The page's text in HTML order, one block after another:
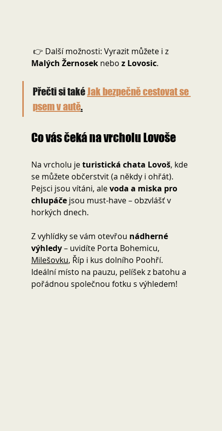
👉 Další možnosti: Vyrazit můžete i z
Malých Žernosek nebo z Lovosic.
Přečti si také Jak bezpečně cestovat se
psem v autě.
Co vás čeká na vrcholu Lovoše
Na vrcholu je turistická chata Lovoš, kde
se můžete občerstvit (a někdy i ohřát).
Pejsci jsou vítáni, ale voda a miska pro
chlupáče jsou must-have – obzvlášť v
horkých dnech.
Z vyhlídky se vám otevřou nádherné
výhledy – uvidíte Porta Bohemicu,
Milešovku, Říp i kus dolního Poohří.
Ideální místo na pauzu, pelíšek z batohu a
pořádnou společnou fotku s výhledem!